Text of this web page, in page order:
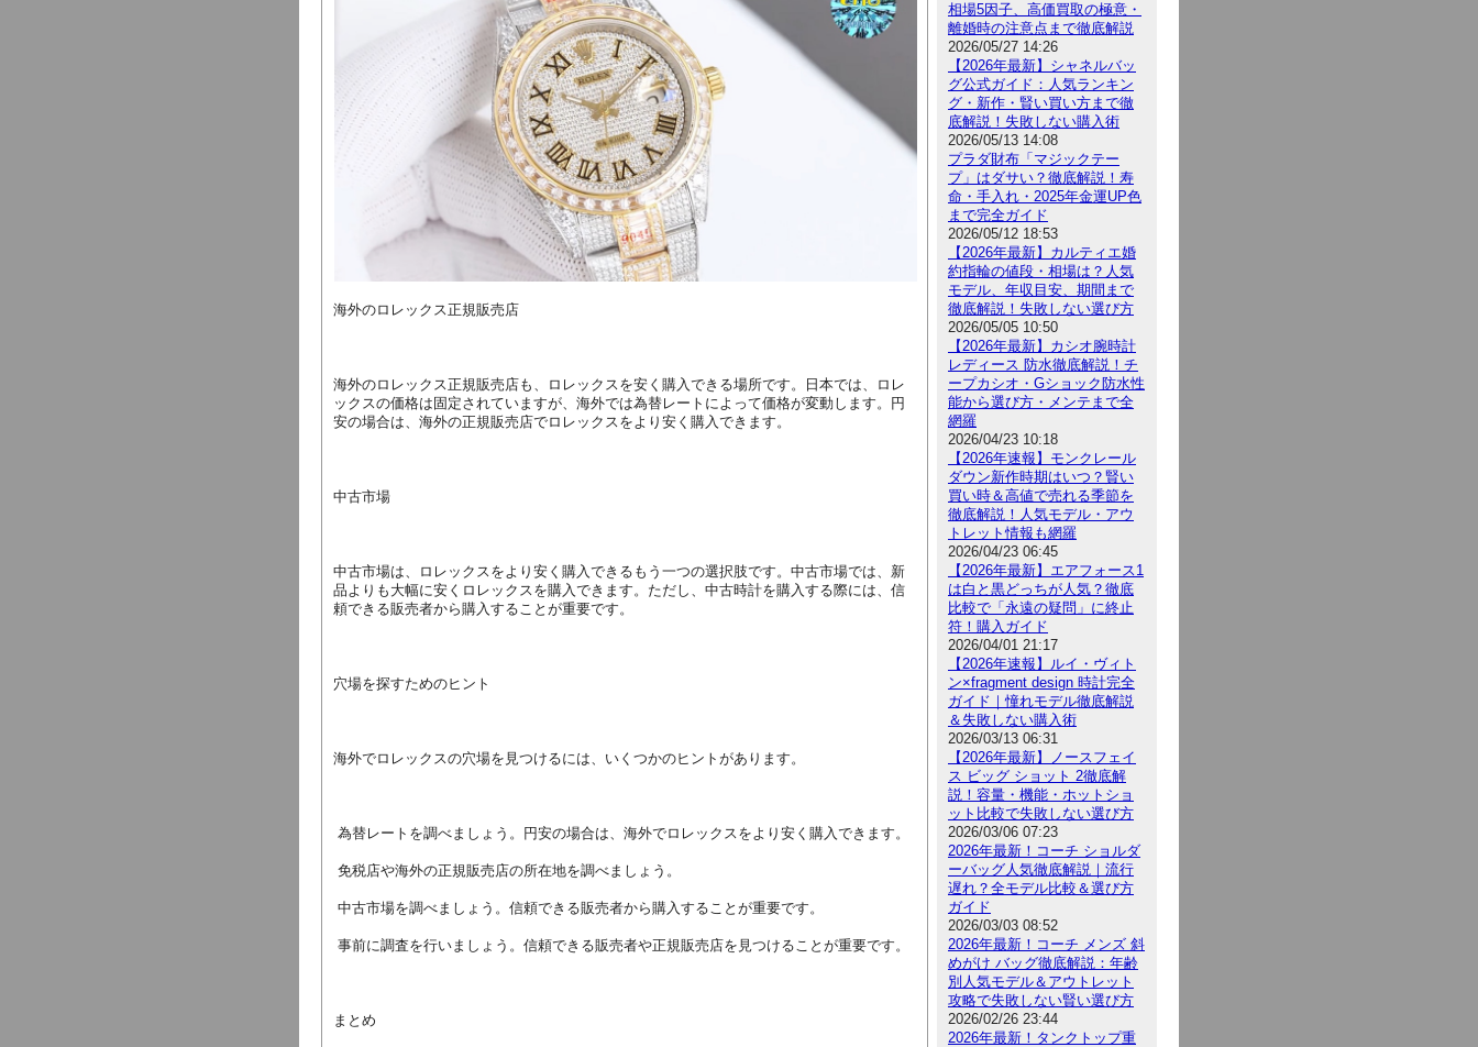
海外のロレックス正規販売店
海外のロレックス正規販売店も、ロレックスを安く購入できる場所です。日本では、ロレ
ックスの価格は固定されていますが、海外では為替レートによって価格が変動します。円
安の場合は、海外の正規販売店でロレックスをより安く購入できます。
中古市場
中古市場は、ロレックスをより安く購入できるもう一つの選択肢です。中古市場では、新
品よりも大幅に安くロレックスを購入できます。ただし、中古時計を購入する際には、信
頼できる販売者から購入することが重要です。
穴場を探すためのヒント
海外でロレックスの穴場を見つけるには、いくつかのヒントがあります。
為替レートを調べましょう。円安の場合は、海外でロレックスをより安く購入できます。
免税店や海外の正規販売店の所在地を調べましょう。
中古市場を調べましょう。信頼できる販売者から購入することが重要です。
事前に調査を行いましょう。信頼できる販売者や正規販売店を見つけることが重要です。
まとめ
相場5因子、高価買取の極意・
離婚時の注意点まで徹底解説
2026/05/27 14:26
【2026年最新】シャネルバッ
グ公式ガイド：人気ランキン
グ・新作・賢い買い方まで徹
底解説！失敗しない購入術
2026/05/13 14:08
プラダ財布「マジックテー
プ」はダサい？徹底解説！寿
命・手入れ・2025年金運UP色
まで完全ガイド
2026/05/12 18:53
【2026年最新】カルティエ婚
約指輪の値段・相場は？人気
モデル、年収目安、期間まで
徹底解説！失敗しない選び方
2026/05/05 10:50
【2026年最新】カシオ腕時計
レディース 防水徹底解説！チ
ープカシオ・Gショック防水性
能から選び方・メンテまで全
網羅
2026/04/23 10:18
【2026年速報】モンクレール
ダウン新作時期はいつ？賢い
買い時＆高値で売れる季節を
徹底解説！人気モデル・アウ
トレット情報も網羅
2026/04/23 06:45
【2026年最新】エアフォース1
は白と黒どっちが人気？徹底
比較で「永遠の疑問」に終止
符！購入ガイド
2026/04/01 21:17
【2026年速報】ルイ・ヴィト
ン×fragment design 時計完全
ガイド｜憧れモデル徹底解説
＆失敗しない購入術
2026/03/13 06:31
【2026年最新】ノースフェイ
ス ビッグ ショット 2徹底解
説！容量・機能・ホットショ
ット比較で失敗しない選び方
2026/03/06 07:23
2026年最新！コーチ ショルダ
ーバッグ人気徹底解説｜流行
遅れ？全モデル比較＆選び方
ガイド
2026/03/03 08:52
2026年最新！コーチ メンズ 斜
めがけ バッグ徹底解説：年齢
別人気モデル＆アウトレット
攻略で失敗しない賢い選び方
2026/02/26 23:44
2026年最新！タンクトップ重